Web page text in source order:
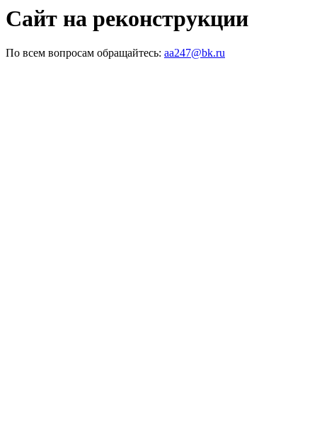
Сайт на реконструкции
По всем вопросам обращайтесь: aa247@bk.ru